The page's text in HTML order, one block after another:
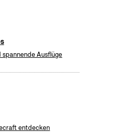
spannende Ausflüge
entdecken